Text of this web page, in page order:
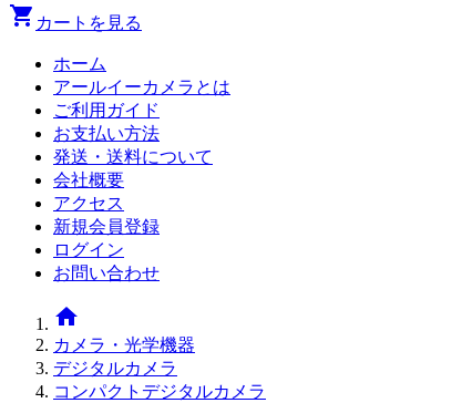
shopping_cart カートを見る
ホーム
アールイーカメラとは
ご利用ガイド
お支払い方法
発送・送料について
会社概要
アクセス
新規会員登録
ログイン
お問い合わせ
home
カメラ・光学機器
デジタルカメラ
コンパクトデジタルカメラ